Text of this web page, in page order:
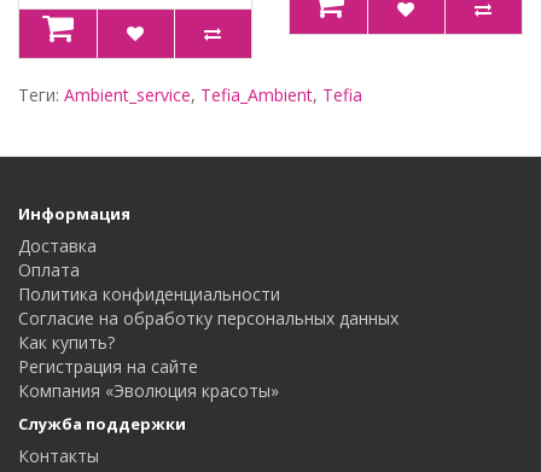
Теги: Ambient_service, Tefia_Ambient, Tefia
Информация
Доставка
Оплата
Политика конфиденциальности
Согласие на обработку персональных данных
Как купить?
Регистрация на сайте
Компания «Эволюция красоты»
Служба поддержки
Контакты